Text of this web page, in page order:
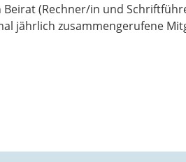
(Rechner/in und
jährlich zusammengerufene